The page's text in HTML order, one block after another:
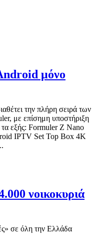
μόνο
την πλήρη σειρά των
με επίσημη υποστήριξη
τα εξής: Formuler Z Nano
IPTV Set Top Box 4K
νοικοκυριά
σε όλη την Ελλάδα